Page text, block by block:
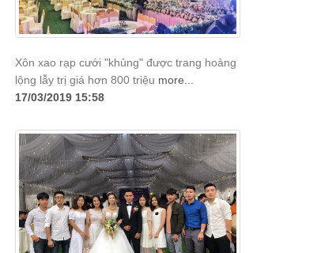
Xôn xao rạp cưới "khủng" được trang hoàng
lộng lẫy trị giá hơn 800 triệu more...
17/03/2019 15:58